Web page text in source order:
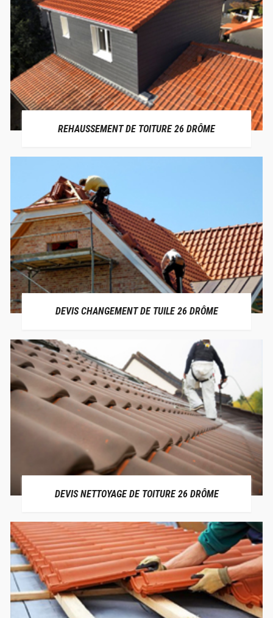
REHAUSSEMENT DE TOITURE 26 DRÔME
DEVIS CHANGEMENT DE TUILE 26 DRÔME
DEVIS NETTOYAGE DE TOITURE 26 DRÔME